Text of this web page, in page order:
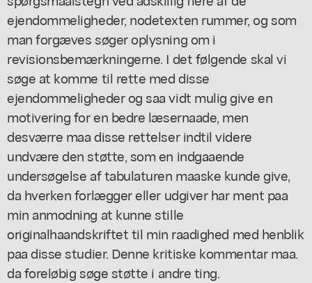
ejendommeligheder, nodetexten rummer, og som
man forgæves søger oplysning om i
revisionsbemærkningerne. I det følgende skal vi
søge at komme til rette med disse
ejendommeligheder og saa vidt mulig give en
motivering for en bedre læsernaade, men
desværre maa disse rettelser indtil videre
undvære den støtte, som en indgaaende
undersøgelse af tabulaturen maaske kunde give,
da hverken forlægger eller udgiver har ment paa
min anmodning at kunne stille
originalhaandskriftet til min raadighed med henblik
paa disse studier. Denne kritiske kommentar maa.
da foreløbig søge støtte i andre ting.